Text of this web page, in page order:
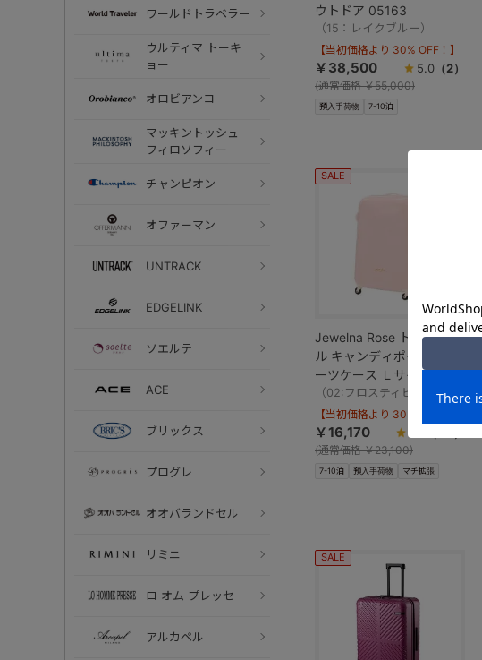
ワールドトラベラー
ウルティマ トーキ
ョー
オロビアンコ
マッキントッシュ
フィロソフィー
チャンピオン
オファーマン
UNTRACK
EDGELINK
ソエルテ
ACE
ブリックス
プログレ
オオバランドセル
リミニ
ロ オム プレッセ
アルカペル
ウトドア 05163
（15：レイクブルー）
預入手荷物 7-10泊
【当初価格より 30% OFF！】
￥38,500
(通常価格￥55,000)
5.0 （2）
Jewelna Rose トロトゥー
ル キャンディポケットス
ーツケース Ｌサイズ
39873
（02:フロスティピンク）
SALE
7-10泊 預入手荷物 マチ拡張
【当初価格より 30% OFF！】
￥16,170
(通常価格￥23,100)
SALE